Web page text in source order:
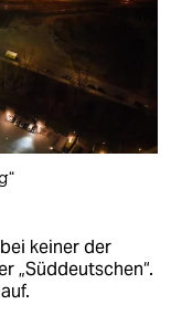
keiner der
„Süddeutschen“.